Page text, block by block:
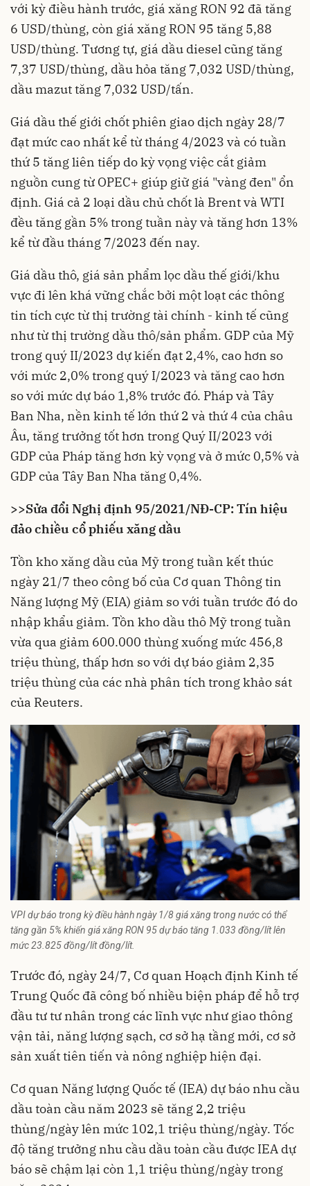
với kỳ điều hành trước, giá xăng RON 92 đã tăng
6 USD/thùng, còn giá xăng RON 95 tăng 5,88
USD/thùng. Tương tự, giá dầu diesel cũng tăng
7,37 USD/thùng, dầu hỏa tăng 7,032 USD/thùng,
dầu mazut tăng 7,032 USD/tấn.
Giá dầu thế giới chốt phiên giao dịch ngày 28/7
đạt mức cao nhất kể từ tháng 4/2023 và có tuần
thứ 5 tăng liên tiếp do kỳ vọng việc cắt giảm
nguồn cung từ OPEC+ giúp giữ giá "vàng đen" ổn
định. Giá cả 2 loại dầu chủ chốt là Brent và WTI
đều tăng gần 5% trong tuần này và tăng hơn 13%
kể từ đầu tháng 7/2023 đến nay.
Giá dầu thô, giá sản phẩm lọc dầu thế giới/khu
vực đi lên khá vững chắc bởi một loạt các thông
tin tích cực từ thị trường tài chính - kinh tế cũng
như từ thị trường dầu thô/sản phẩm. GDP của Mỹ
trong quý II/2023 dự kiến đạt 2,4%, cao hơn so
với mức 2,0% trong quý I/2023 và tăng cao hơn
so với mức dự báo 1,8% trước đó. Pháp và Tây
Ban Nha, nền kinh tế lớn thứ 2 và thứ 4 của châu
Âu, tăng trưởng tốt hơn trong Quý II/2023 với
GDP của Pháp tăng hơn kỳ vọng và ở mức 0,5% và
GDP của Tây Ban Nha tăng 0,4%.
>>Sửa đổi Nghị định 95/2021/NĐ-CP: Tín hiệu
đảo chiều cổ phiếu xăng dầu
Tồn kho xăng dầu của Mỹ trong tuần kết thúc
ngày 21/7 theo công bố của Cơ quan Thông tin
Năng lượng Mỹ (EIA) giảm so với tuần trước đó do
nhập khẩu giảm. Tồn kho dầu thô Mỹ trong tuần
vừa qua giảm 600.000 thùng xuống mức 456,8
triệu thùng, thấp hơn so với dự báo giảm 2,35
triệu thùng của các nhà phân tích trong khảo sát
của Reuters.
VPI dự báo trong kỳ điều hành ngày 1/8 giá xăng trong nước có thể
tăng gần 5% khiến giá xăng RON 95 dự báo tăng 1.033 đồng/lít lên
mức 23.825 đồng/lít đồng/lít.
Trước đó, ngày 24/7, Cơ quan Hoạch định Kinh tế
Trung Quốc đã công bố nhiều biện pháp để hỗ trợ
đầu tư tư nhân trong các lĩnh vực như giao thông
vận tải, năng lượng sạch, cơ sở hạ tầng mới, cơ sở
sản xuất tiên tiến và nông nghiệp hiện đại.
Cơ quan Năng lượng Quốc tế (IEA) dự báo nhu cầu
dầu toàn cầu năm 2023 sẽ tăng 2,2 triệu
thùng/ngày lên mức 102,1 triệu thùng/ngày. Tốc
độ tăng trưởng nhu cầu dầu toàn cầu được IEA dự
báo sẽ chậm lại còn 1,1 triệu thùng/ngày trong